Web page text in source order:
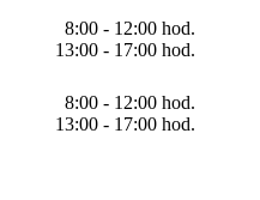
8:00 - 12:00 hod.
13:00 - 17:00 hod.
8:00 - 12:00 hod.
13:00 - 17:00 hod.